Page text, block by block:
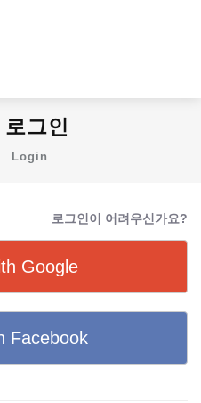
그인
Login
로그인이 어려우신가요?
Google
Facebook